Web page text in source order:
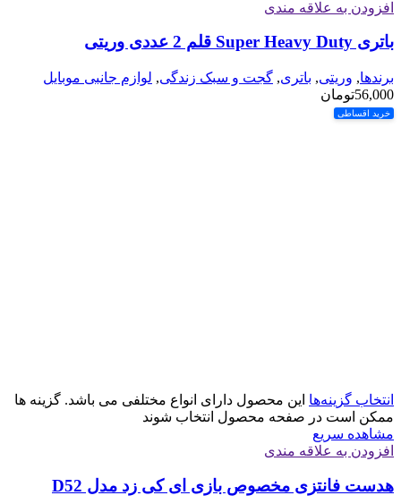
افزودن به علاقه مندی
باتری Super Heavy Duty قلم 2 عددی وریتی
برندها, وریتی, باتری, گجت و سبک زندگی, لوازم جانبی موبایل
56,000تومان
خرید اقساطی
انتخاب گزینه‌ها این محصول دارای انواع مختلفی می باشد. گزینه ها
ممکن است در صفحه محصول انتخاب شوند
مشاهده سریع
افزودن به علاقه مندی
هدست فانتزی مخصوص بازی ای کی زد مدل D52